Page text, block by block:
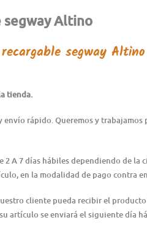
segway Altino
segway
tienda.
rápido. Queremos y trabajamos
A 7 días hábiles dependiendo de la
en la modalidad de pago contra
cliente pueda recibir el
artículo se enviará el siguiente día